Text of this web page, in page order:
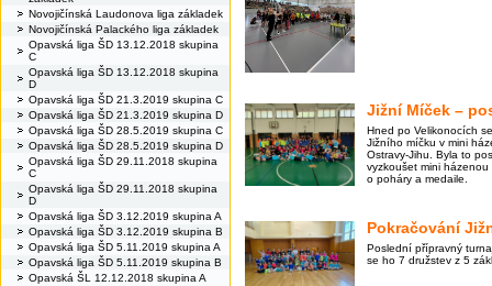
Novojičínská Laudonova liga základek
Novojičínská Palackého liga základek
Opavská liga ŠD 13.12.2018 skupina
C
Opavská liga ŠD 13.12.2018 skupina
D
Opavská liga ŠD 21.3.2019 skupina C
Opavská liga ŠD 21.3.2019 skupina D
Opavská liga ŠD 28.5.2019 skupina C
Opavská liga ŠD 28.5.2019 skupina D
Opavská liga ŠD 29.11.2018 skupina
C
Opavská liga ŠD 29.11.2018 skupina
D
Opavská liga ŠD 3.12.2019 skupina A
Opavská liga ŠD 3.12.2019 skupina B
Opavská liga ŠD 5.11.2019 skupina A
Opavská liga ŠD 5.11.2019 skupina B
Opavská ŠL 12.12.2018 skupina A
Jižní Míček –
Hned po Velikonocích
Jižního míčku v mini
Ostravy-Jihu. Byla to
vyzkoušet mini
o poháry a medaile.
Pokračování
Poslední přípravný
se ho 7 družstev z 5